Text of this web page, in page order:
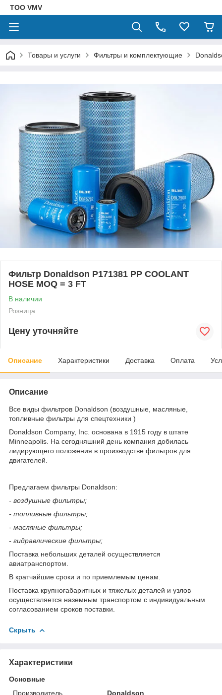
ТОО VMV
Товары и услуги Фильтры и комплектующие
Фильтр Donaldson P171381 PP COOLANT
HOSE MOQ = 3 FT
В наличии
Розница
Цену уточняйте
Описание Характеристики Доставка Оплата
Описание
Все виды фильтров Donaldson (воздушные, масляные,
топливные фильтры для спецтехники )
Donaldson Company, Inc. основана в 1915 году в штате
Minneapolis. На сегодняшний день компания добилась
лидирующего положения в производстве фильтров для
двигателей.
Предлагаем фильтры Donaldson:
- воздушные фильтры;
- топливные фильтры;
- масляные фильтры;
- гидравлические фильтры;
Поставка небольших деталей осуществляется
авиатранспортом.
В кратчайшие сроки и по приемлемым ценам.
Поставка крупногабаритных и тяжелых деталей и узлов
осуществляется наземным транспортом с индивидуальным
согласованием сроков поставки.
Скрыть
Характеристики
Основные
Производитель
Donaldson